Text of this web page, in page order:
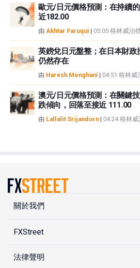
歐元/日元價格預測：在持續
近182.00
由 Akhtar Faruqui | 05:05 格林威治
英鎊兌日元盤整；在日本財政
仍然存在
由 Haresh Menghani | 04:51 格林威
澳元/日元價格預測：在關鍵
跌傾向，回落至接近 111.00
由 Lallalit Srijandorn | 04:24 格林
關於我們
FXStreet
法律聲明